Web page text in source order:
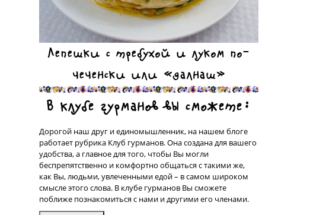
Лепешки с требухой и луком по-
чеченски или «далнаш»
В клубе гурманов вы сможете:
Дорогой наш друг и единомышленник, на нашем блоге
работает рубрика Клуб гурманов. Она создана для вашего
удобства, а главное для того, чтобы Вы могли
беспрепятственно и комфортно общаться с такими же,
как Вы, людьми, увлеченными едой – в самом широком
смысле этого слова. В клубе гурманов Вы сможете
поближе познакомиться с нами и другими его членами.